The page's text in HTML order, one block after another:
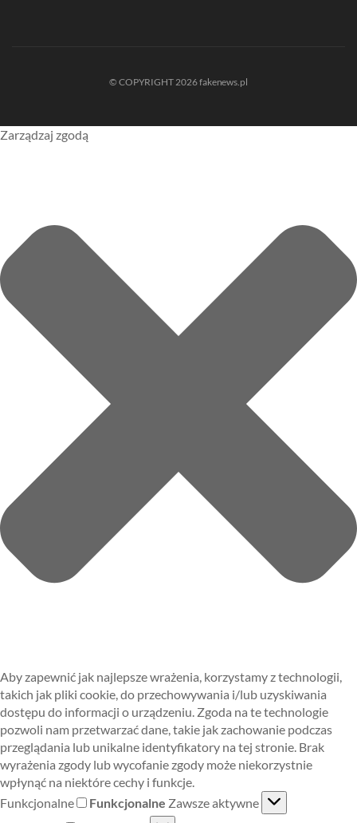
© COPYRIGHT 2026 fakenews.pl
Zarządzaj zgodą
Aby zapewnić jak najlepsze wrażenia, korzystamy z technologii,
takich jak pliki cookie, do przechowywania i/lub uzyskiwania
dostępu do informacji o urządzeniu. Zgoda na te technologie
pozwoli nam przetwarzać dane, takie jak zachowanie podczas
przeglądania lub unikalne identyfikatory na tej stronie. Brak
wyrażenia zgody lub wycofanie zgody może niekorzystnie
wpłynąć na niektóre cechy i funkcje.
Funkcjonalne
Funkcjonalne Zawsze aktywne